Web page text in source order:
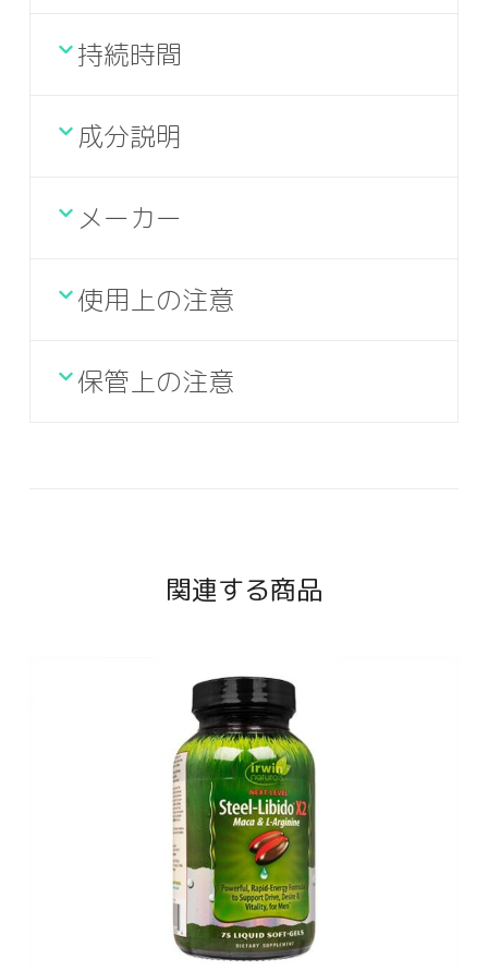
持続時間
成分説明
メーカー
使用上の注意
保管上の注意
関連する商品